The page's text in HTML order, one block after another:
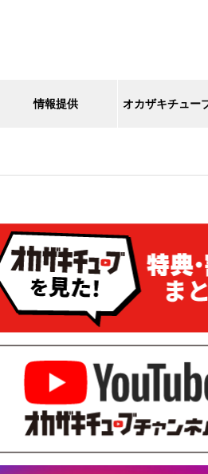
情報提供 オカザキチュー